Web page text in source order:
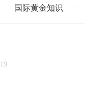
国际黄金知识